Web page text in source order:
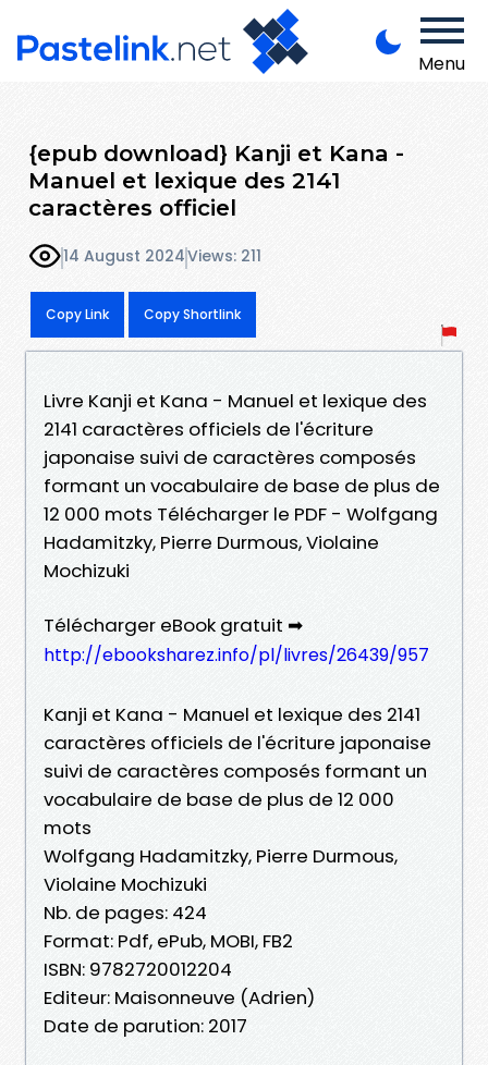
Menu
{epub download} Kanji et Kana -
Manuel et lexique des 2141
caractères officiel
14 August 2024Views: 211
Copy Link Copy Shortlink
Livre Kanji et Kana - Manuel et lexique des
2141 caractères officiels de l'écriture
japonaise suivi de caractères composés
formant un vocabulaire de base de plus de
12 000 mots Télécharger le PDF - Wolfgang
Hadamitzky, Pierre Durmous, Violaine
Mochizuki
Télécharger eBook gratuit ➡
http://ebooksharez.info/pl/livres/26439/957
Kanji et Kana - Manuel et lexique des 2141
caractères officiels de l'écriture japonaise
suivi de caractères composés formant un
vocabulaire de base de plus de 12 000
mots
Wolfgang Hadamitzky, Pierre Durmous,
Violaine Mochizuki
Nb. de pages: 424
Format: Pdf, ePub, MOBI, FB2
ISBN: 9782720012204
Editeur: Maisonneuve (Adrien)
Date de parution: 2017